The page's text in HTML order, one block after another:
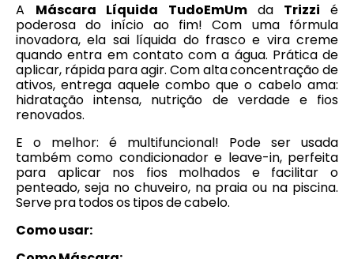
A Máscara Líquida TudoEmUm da Trizzié
poderosa do início ao fim! Com uma fórmula
inovadora, ela sai líquida do frasco e vira creme
quando entra em contato com a água. Prática de
aplicar, rápida para agir. Com alta concentração de
ativos, entrega aquele combo que o cabelo ama:
hidratação intensa, nutrição de verdade e fios
renovados.
E o melhor: é multifuncional! Pode ser usada
também como condicionador e leave-in, perfeita
para aplicar nos fios molhados e facilitar o
penteado, seja no chuveiro, na praia ou na piscina.
Serve pra todos os tipos de cabelo.
Como usar: